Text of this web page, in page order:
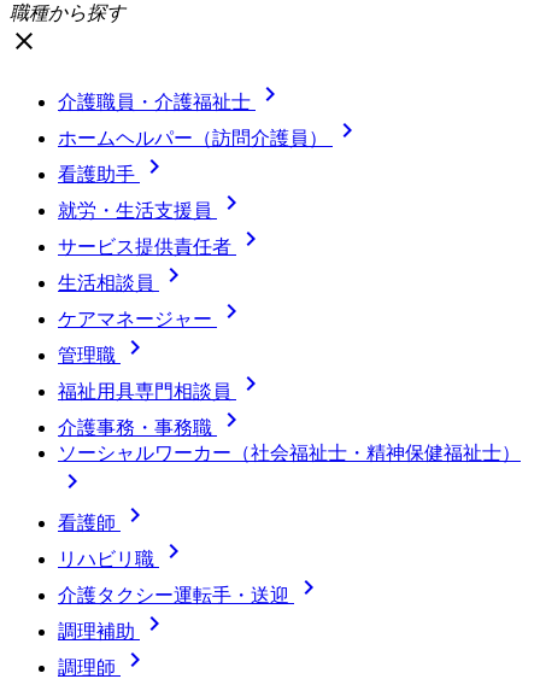
職種から探す
close
介護職員・介護福祉士 
ホームヘルパー（訪問介護員） 
看護助手 
就労・生活支援員 
サービス提供責任者 
生活相談員 
ケアマネージャー 
管理職 
福祉用具専門相談員 
介護事務・事務職 
ソーシャルワーカー（社会福祉士・精神保健福祉士）

看護師 
リハビリ職 
介護タクシー運転手・送迎 
調理補助 
調理師 